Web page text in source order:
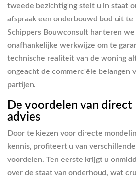
tweede bezichtiging stelt u in staat
afspraak een onderbouwd bod uit te
Schippers Bouwconsult hanteren
onafhankelijke werkwijze om te
technische realiteit van de woning
ongeacht de commerciële belangen
partijen.
De voordelen van
advies
Door te kiezen voor directe
kennis, profiteert u van
voordelen. Ten eerste krijgt u
over de staat van onderhoud, wat